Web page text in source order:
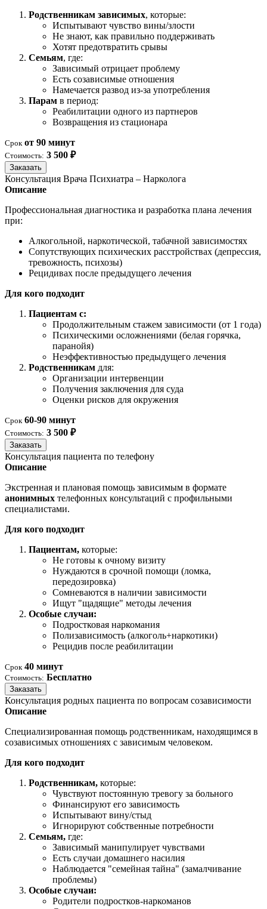
Родственникам зависимых, которые:
Испытывают чувство вины/злости
Не знают, как правильно поддерживать
Хотят предотвратить срывы
Семьям, где:
Зависимый отрицает проблему
Есть созависимые отношения
Намечается развод из-за употребления
Парам в период:
Реабилитации одного из партнеров
Возвращения из стационара
Срок от 90 минут
Стоимость: 3 500 ₽
Заказать
Консультация Врача Психиатра – Нарколога
Описание
Профессиональная диагностика и разработка плана лечения
при:
Алкогольной, наркотической, табачной зависимостях
Сопутствующих психических расстройствах (депрессия,
тревожность, психозы)
Рецидивах после предыдущего лечения
Для кого подходит
Пациентам с:
Продолжительным стажем зависимости (от 1 года)
Психическими осложнениями (белая горячка,
паранойя)
Неэффективностью предыдущего лечения
Родственникам для:
Организации интервенции
Получения заключения для суда
Оценки рисков для окружения
Срок 60-90 минут
Стоимость: 3 500 ₽
Заказать
Консультация пациента по телефону
Описание
Экстренная и плановая помощь зависимым в формате
анонимных телефонных консультаций с профильными
специалистами.
Для кого подходит
Пациентам, которые:
Не готовы к очному визиту
Нуждаются в срочной помощи (ломка,
передозировка)
Сомневаются в наличии зависимости
Ищут "щадящие" методы лечения
Особые случаи:
Подростковая наркомания
Полизависимость (алкоголь+наркотики)
Рецидив после реабилитации
Срок 40 минут
Стоимость: Бесплатно
Заказать
Консультация родных пациента по вопросам созависимости
Описание
Специализированная помощь родственникам, находящимся в
созависимых отношениях с зависимым человеком.
Для кого подходит
Родственникам, которые:
Чувствуют постоянную тревогу за больного
Финансируют его зависимость
Испытывают вину/стыд
Игнорируют собственные потребности
Семьям, где:
Зависимый манипулирует чувствами
Есть случаи домашнего насилия
Наблюдается "семейная тайна" (замалчивание
проблемы)
Особые случаи:
Родители подростков-наркоманов